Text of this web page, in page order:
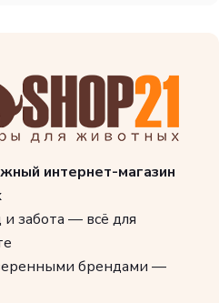
интернет-магазин
и забота — всё для
брендами —